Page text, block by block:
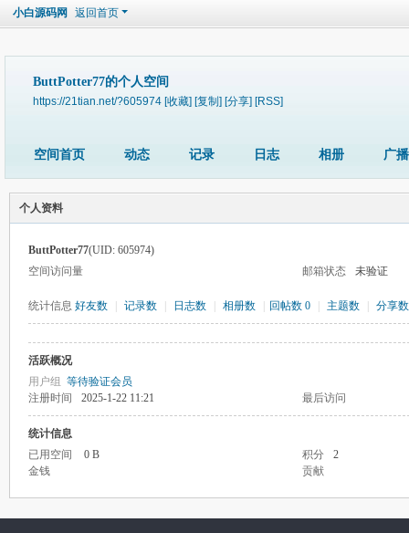
小白源码网 返回首页
ButtPotter77的个人空间
https://21tian.net/?605974 [收藏] [复制] [分享] [RSS]
空间首页 动态 记录 日志 相册 广播
个人资料
ButtPotter77(UID: 605974)
空间访问量
邮箱状态 未验证
统计信息 好友数 记录数 日志数 相册数 回帖数 0 主题数 分享数
活跃概况
用户组 等待验证会员
注册时间
2025-1-22 11:21 最后访问
统计信息
已用空间
0 B 积分
2
金钱
贡献